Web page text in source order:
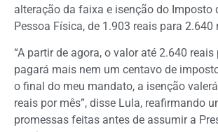
alteração da faixa e isenção do Imposto
Pessoa Física, de 1.903 reais para 2.640
“A partir de agora, o valor até 2.640
pagará mais nem um centavo de
o final do meu mandato, a isenção
reais por mês”, disse Lula, reafirmando
promessas feitas antes de assumir a